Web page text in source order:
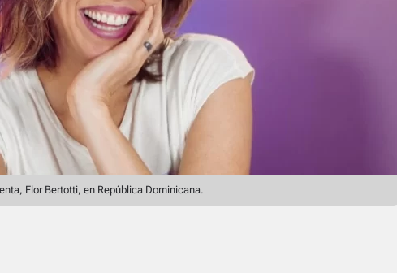
Flor Bertotti, en República Dominicana.